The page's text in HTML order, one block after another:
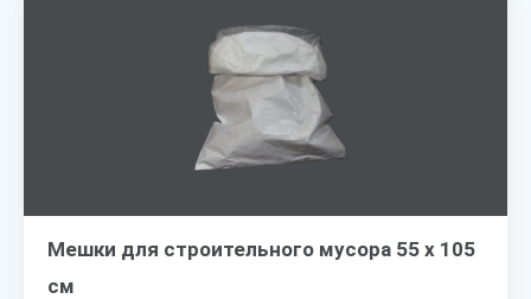
Мешки для строительного мусора 55 х 105
см